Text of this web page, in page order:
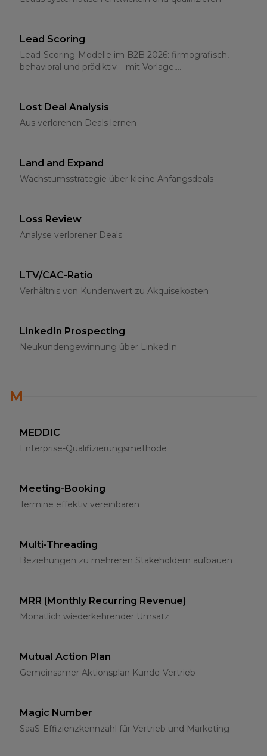
Lead Scoring
Lead-Scoring-Modelle im B2B 2026: firmografisch,
behavioral und prädiktiv – mit Vorlage,
Lost Deal Analysis
Aus verlorenen Deals lernen
Land and Expand
Wachstumsstrategie über kleine Anfangsdeals
Loss Review
Analyse verlorener Deals
LTV/CAC-Ratio
Verhältnis von Kundenwert zu Akquisekosten
LinkedIn Prospecting
Neukundengewinnung über LinkedIn
M
MEDDIC
Enterprise-Qualifizierungsmethode
Meeting-Booking
Termine effektiv vereinbaren
Multi-Threading
Beziehungen zu mehreren Stakeholdern aufbauen
MRR (Monthly Recurring Revenue)
Monatlich wiederkehrender Umsatz
Mutual Action Plan
Gemeinsamer Aktionsplan Kunde-Vertrieb
Magic Number
SaaS-Effizienzkennzahl für Vertrieb und Marketing